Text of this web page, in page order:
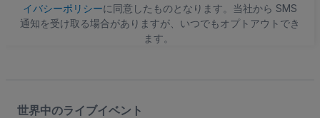
イバシーポリシーに同意したものとなります。当社から SMS
通知を受け取る場合がありますが、いつでもオプトアウトでき
ます。
世界中のライブイベント